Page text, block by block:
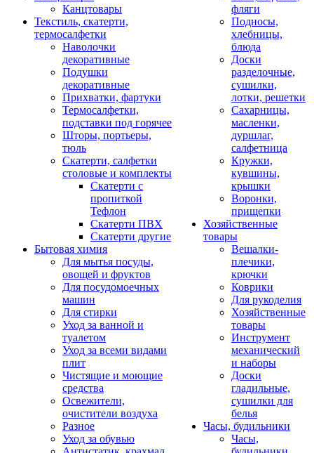
Канцтовары
Текстиль, скатерти,
термосалфетки
Наволочки
декоративные
Подушки
декоративные
Прихватки, фартуки
Термосалфетки,
подставки под горячее
Шторы, портьеры,
тюль
Скатерти, салфетки
столовые и комплекты
Скатерти с
пропиткой
Тефлон
Скатерти ПВХ
Скатерти другие
Бытовая химия
Для мытья посуды,
овощей и фруктов
Для посудомоечных
машин
Для стирки
Уход за ванной и
туалетом
Уход за всеми видами
плит
Чистящие и моющие
средства
Освежители,
очистители воздуха
Разное
Уход за обувью
фляги
Подносы,
хлебницы,
блюда
Доски
разделочные,
сушилки,
лотки, решетки
Сахарницы,
масленки,
дуршлаг,
салфетница
Кружки,
кувшины,
крышки
Воронки,
прищепки
Хозяйственные
товары
Вешалки-
плечики,
крючки
Коврики
Для рукоделия
Хозяйственные
товары
Инструмент
механический
и наборы
Доски
гладильные,
сушилки для
белья
Часы, будильники
Часы,